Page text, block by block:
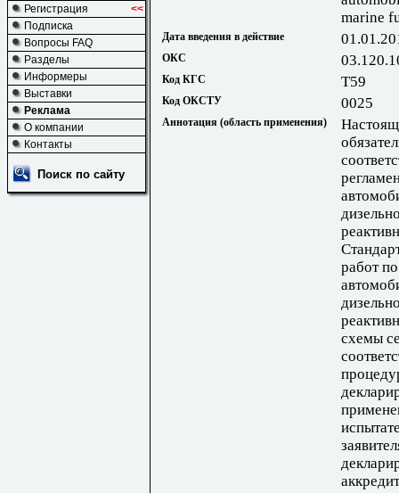
Регистрация
<<
Подписка
Вопросы FAQ
Разделы
Информеры
Выставки
Реклама
О компании
Контакты
Поиск по сайту
marine
Дата введения в действие
ОКС
Код КГС Т59
Код ОКСТУ 0025
Аннотация (область применения)
работ
схемы